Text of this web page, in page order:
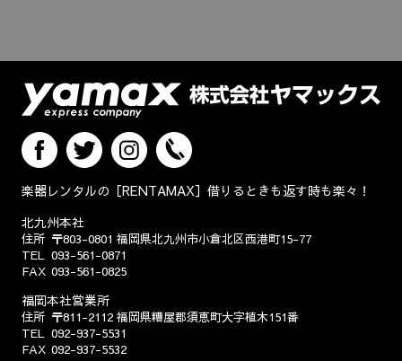
楽器レンタルの［RENTAMAX］借りるときも返す時も楽々！
北九州本社
住所 〒803-0801 福岡県北九州市小倉北区西港町15-77
TEL 093-561-0871
FAX 093-561-0825
福岡本社営業所
住所 〒811-2112 福岡県糟屋郡須恵町大字植木151番
TEL 092-937-5531
FAX 092-937-5532